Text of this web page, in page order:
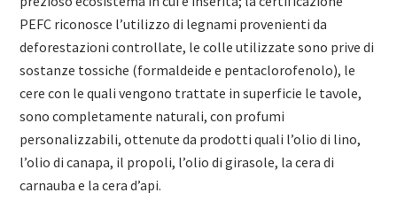
PEFC riconosce l’utilizzo di legnami provenienti da
deforestazioni controllate, le colle utilizzate sono prive di
sostanze tossiche (formaldeide e pentaclorofenolo), le
cere con le quali vengono trattate in superficie le tavole,
sono completamente naturali, con profumi
personalizzabili, ottenute da prodotti quali l’olio di lino,
l’olio di canapa, il propoli, l’olio di girasole, la cera di
carnauba e la cera d’api.